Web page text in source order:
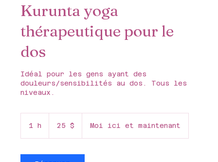
Kurunta yoga
thérapeutique pour le
dos
Idéal pour les gens ayant des
douleurs/sensibilités au dos. Tous les
niveaux.
1 h
canadiens
25 $ Moi ici et maintenant